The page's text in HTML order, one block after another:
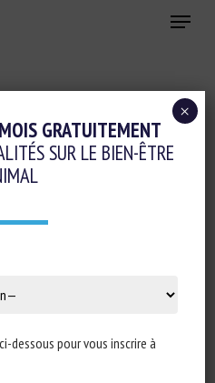
Menu
GRATUITEMENT
SUR LE BIEN-ÊTRE
dessous pour vous inscrire à
×